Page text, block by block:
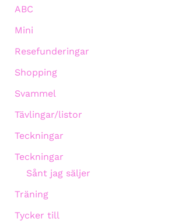
ABC
Mini
Resefunderingar
Shopping
Svammel
Tävlingar/listor
Teckningar
Teckningar
Sånt jag säljer
Träning
Tycker till